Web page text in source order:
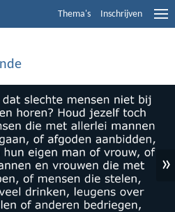
Thema's Inschrijven
»